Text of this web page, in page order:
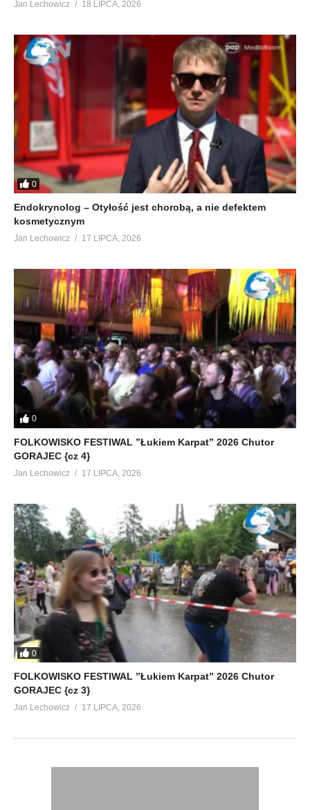
Jan Lechowicz 18 LIPCA, 2026
0
Endokrynolog – Otyłość jest chorobą, a nie defektem
kosmetycznym
Jan Lechowicz 17 LIPCA, 2026
0
FOLKOWISKO FESTIWAL ”Łukiem Karpat” 2026 Chutor
GORAJEC {cz 4}
Jan Lechowicz 17 LIPCA, 2026
0
FOLKOWISKO FESTIWAL ”Łukiem Karpat” 2026 Chutor
GORAJEC {cz 3}
Jan Lechowicz 17 LIPCA, 2026